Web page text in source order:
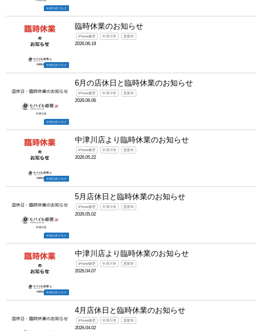
中津川店ブログ
中津川店ブログ
臨時休業のお知らせ
iPhone修理 中津川市 恵那市
2026.06.19
中津川店ブログ
6月の店休日と臨時休業のお知らせ
iPhone修理 中津川市 恵那市
2026.06.06
中津川店ブログ
中津川店より臨時休業のお知らせ
iPhone修理 中津川市 恵那市
2026.05.22
中津川店ブログ
5月店休日と臨時休業のお知らせ
iPhone修理 中津川市 恵那市
2026.05.02
中津川店ブログ
中津川店より臨時休業のお知らせ
iPhone修理 中津川市 恵那市
2026.04.07
4月店休日と臨時休業のお知らせ
iPhone修理 中津川市 恵那市
2026.04.02